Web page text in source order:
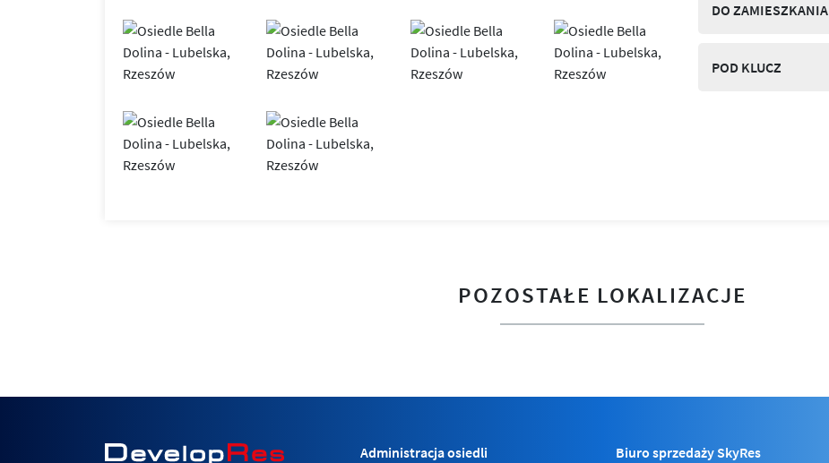
DO ZAMIESZKANIA
POD KLUCZ
POZOSTAŁE LOKALIZACJE
Administracja osiedli Biuro sprzedaży SkyRes